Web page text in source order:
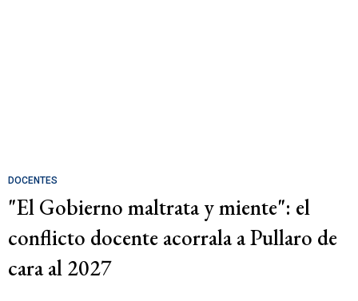
DOCENTES
"El Gobierno maltrata y miente": el
conflicto docente acorrala a Pullaro de
cara al 2027